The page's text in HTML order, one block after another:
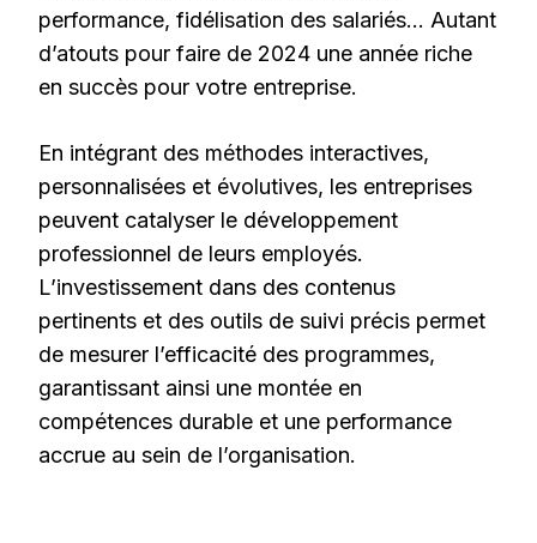
performance, fidélisation des salariés… Autant
d’atouts pour faire de 2024 une année riche
en succès pour votre entreprise.
En intégrant des méthodes interactives,
personnalisées et évolutives, les entreprises
peuvent catalyser le développement
professionnel de leurs employés.
L’investissement dans des contenus
pertinents et des outils de suivi précis permet
de mesurer l’efficacité des programmes,
garantissant ainsi une montée en
compétences durable et une performance
accrue au sein de l’organisation.